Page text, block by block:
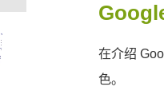
在介绍
色。